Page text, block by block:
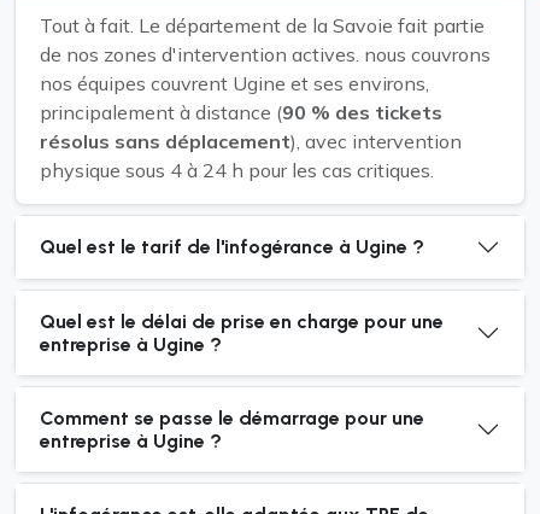
Tout à fait. Le département de la Savoie fait partie
de nos zones d'intervention actives. nous couvrons
nos équipes couvrent Ugine et ses environs,
principalement à distance (90 % des tickets
résolus sans déplacement), avec intervention
physique sous 4 à 24 h pour les cas critiques.
Quel est le tarif de l'infogérance à Ugine ?
Quel est le délai de prise en charge pour une
entreprise à Ugine ?
Comment se passe le démarrage pour une
entreprise à Ugine ?